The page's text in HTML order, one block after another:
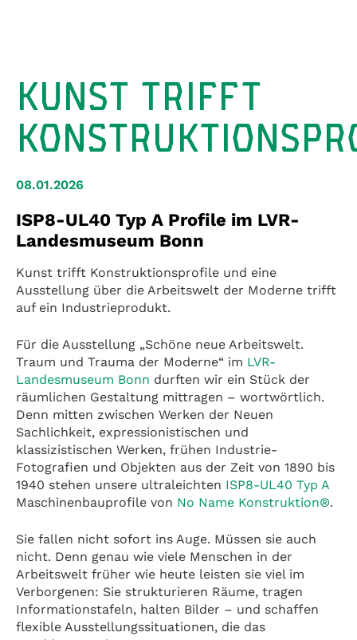
KUNST TRIFFT
08.01.2026
ISP8-UL40 Typ A Profile im LVR-
Landesmuseum Bonn
Kunst trifft Konstruktionsprofile und eine
Ausstellung über die Arbeitswelt der Moderne trifft
auf ein Industrieprodukt.
Für die Ausstellung „Schöne neue Arbeitswelt.
Traum und Trauma der Moderne“ im LVR-
Landesmuseum Bonn durften wir ein Stück der
räumlichen Gestaltung mittragen – wortwörtlich.
Denn mitten zwischen Werken der Neuen
Sachlichkeit, expressionistischen und
klassizistischen Werken, frühen Industrie-
Fotografien und Objekten aus der Zeit von 1890 bis
1940 stehen unsere ultraleichten ISP8-UL40 Typ A
Maschinenbauprofile von No Name Konstruktion®.
Sie fallen nicht sofort ins Auge. Müssen sie auch
nicht. Denn genau wie viele Menschen in der
Arbeitswelt früher wie heute leisten sie viel im
Verborgenen: Sie strukturieren Räume, tragen
Informationstafeln, halten Bilder – und schaffen
flexible Ausstellungssituationen, die das